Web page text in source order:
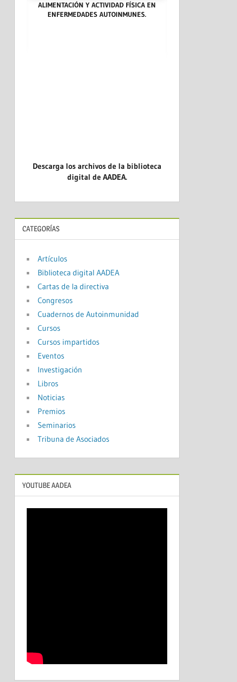
ALIMENTACIÓN Y ACTIVIDAD FÍSICA EN
ENFERMEDADES AUTOINMUNES.
Descarga los archivos de la biblioteca
digital de AADEA.
CATEGORÍAS
Artículos
Biblioteca digital AADEA
Cartas de la directiva
Congresos
Cuadernos de Autoinmunidad
Cursos
Cursos impartidos
Eventos
Investigación
Libros
Noticias
Premios
Seminarios
Tribuna de Asociados
YOUTUBE AADEA